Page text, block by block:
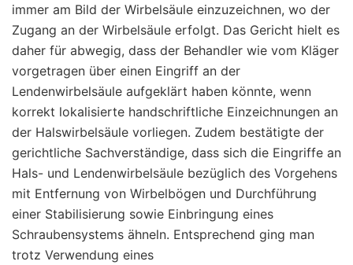
immer am Bild der Wirbelsäule einzuzeichnen, wo der
Zugang an der Wirbelsäule erfolgt. Das Gericht hielt es
daher für abwegig, dass der Behandler wie vom Kläger
vorgetragen über einen Eingriff an der
Lendenwirbelsäule aufgeklärt haben könnte, wenn
korrekt lokalisierte handschriftliche Einzeichnungen an
der Halswirbelsäule vorliegen. Zudem bestätigte der
gerichtliche Sachverständige, dass sich die Eingriffe an
Hals- und Lendenwirbelsäule bezüglich des Vorgehens
mit Entfernung von Wirbelbögen und Durchführung
einer Stabilisierung sowie Einbringung eines
Schraubensystems ähneln. Entsprechend ging man
trotz Verwendung eines